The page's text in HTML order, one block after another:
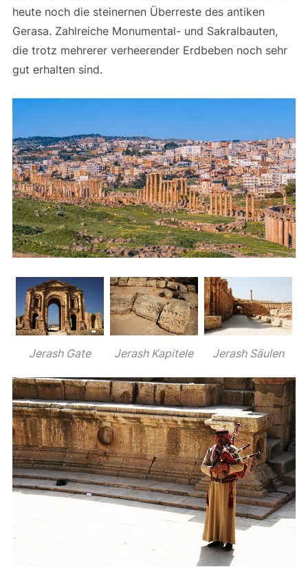
heute noch die steinernen Überreste des antiken
Gerasa. Zahlreiche Monumental- und Sakralbauten,
die trotz mehrerer verheerender Erdbeben noch sehr
gut erhalten sind.
Jerash Gate Jerash Kapitele Jerash Säulen